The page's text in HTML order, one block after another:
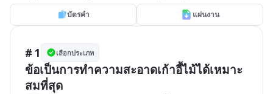
บัตรคำ แผ่นงาน
# 1 เลือกประเภท
ข้อเป็นการทำความสะอาดเก้าอี้ไม้ได้เหมาะ
สมที่สุด